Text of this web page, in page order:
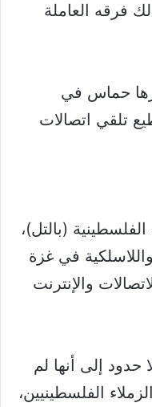
فرقه العاملة
حماس في
تلقي اتصالات
(بالتل)،
في غزة
والإنترنت
إلى أنها لم
الفلسطينيين،